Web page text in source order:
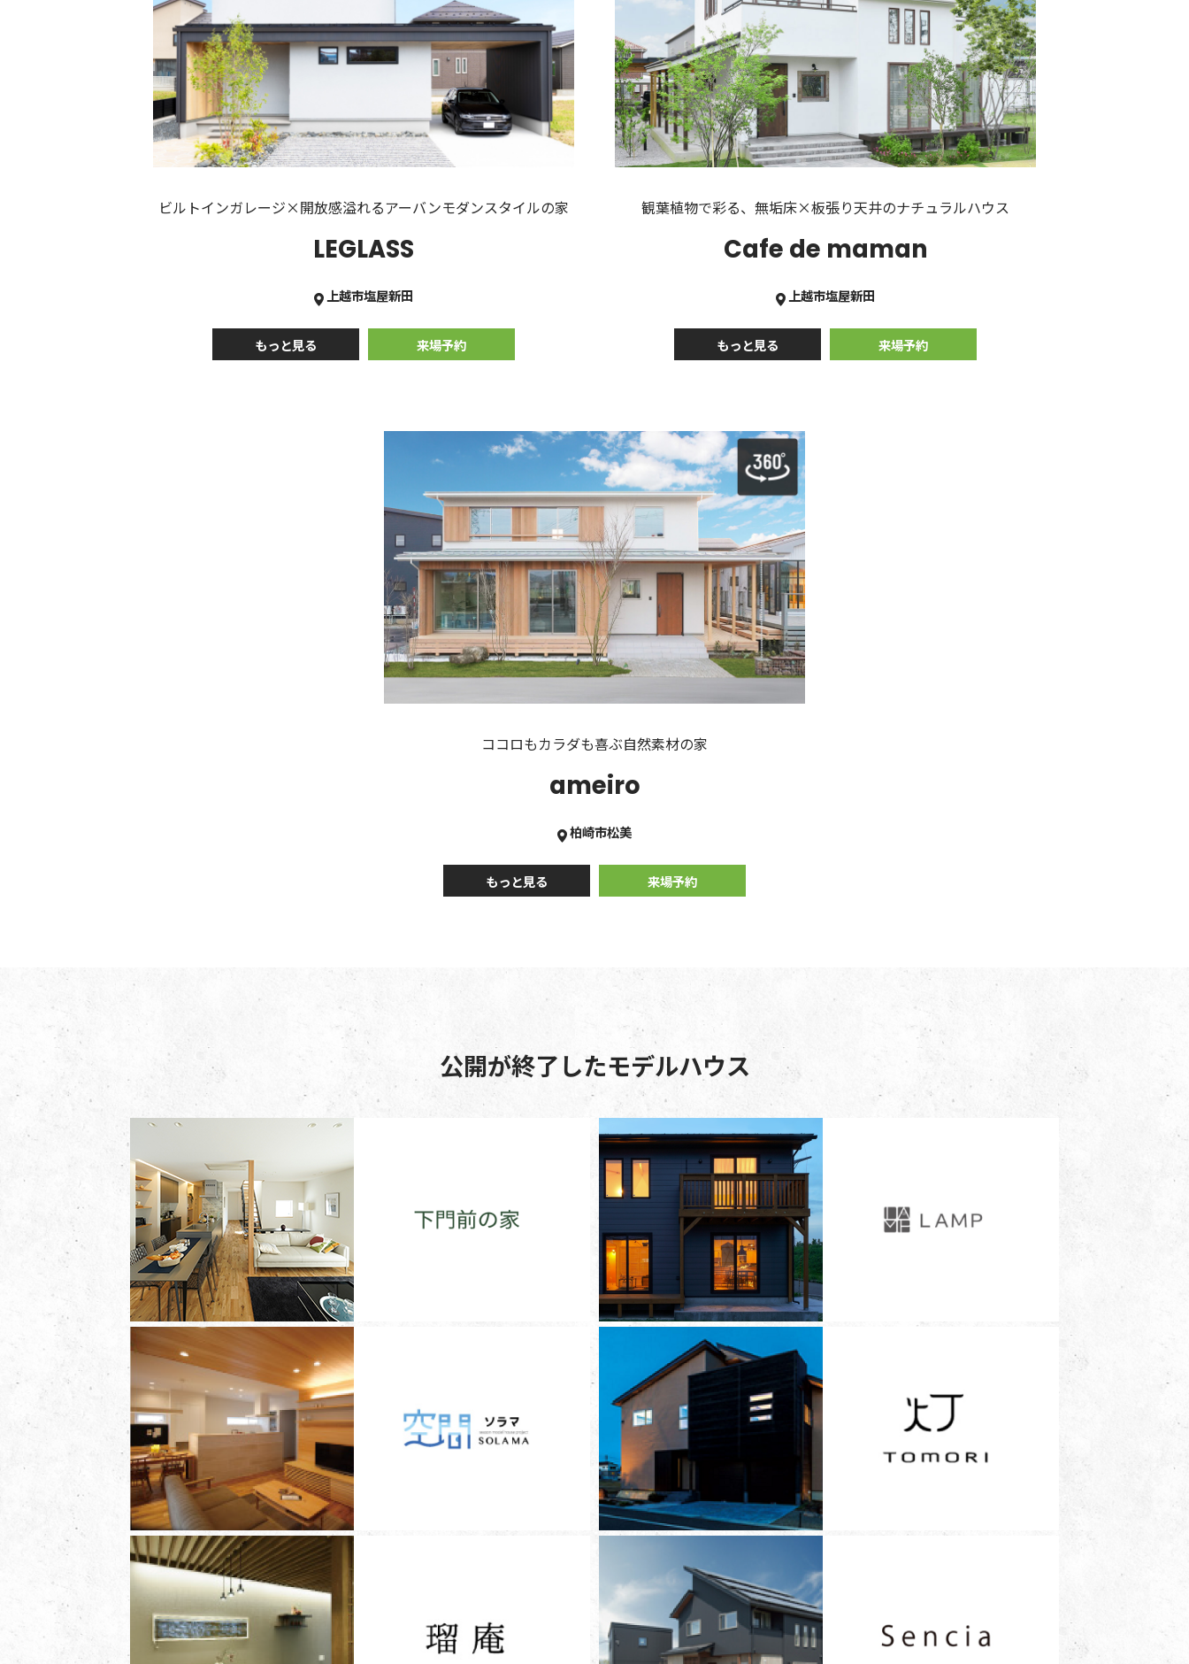
ビルトインガレージ×開放感溢れるアーバンモダンスタイルの家
LEGLASS
上越市塩屋新田
もっと見る 来場予約
観葉植物で彩る、無垢床×板張り天井のナチュラルハウス
Cafe de maman
上越市塩屋新田
もっと見る 来場予約
ココロもカラダも喜ぶ自然素材の家
ameiro
柏崎市松美
もっと見る 来場予約
公開が終了したモデルハウス